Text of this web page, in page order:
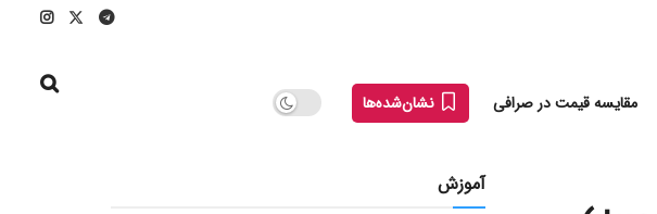
مقایسه قیمت در صرافی نشان‌شده‌ها
آموزش